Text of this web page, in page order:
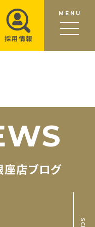
MENU
採用情報
WS
座店ブログ